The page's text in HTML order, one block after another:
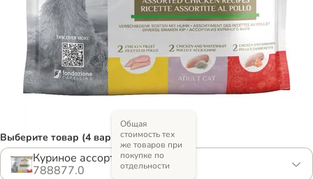
Выберите товар (4 вариантов)
Куриное ассорти (3 вкуса)
788877.0
Общая
стоимость тех
же товаров при
покупке по
отдельности